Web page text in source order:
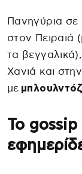
Πανηγύρια
στον Πειραιά
τα
Χανιά και
με
Το gossip